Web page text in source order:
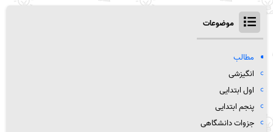
موضوعات
مطالب
انگیزشی
اول ابتدایی
پنجم ابتدایی
جزوات دانشگاهی